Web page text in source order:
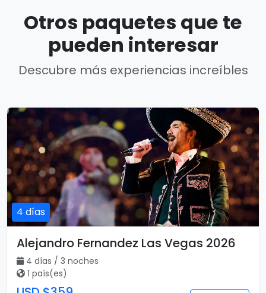
Otros paquetes que te
pueden interesar
Descubre más experiencias increíbles
4 días
Alejandro Fernandez Las Vegas 2026
4 días / 3 noches
1 país(es)